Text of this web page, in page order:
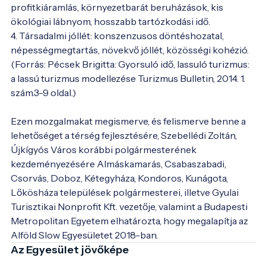
profitkiáramlás, környezetbarát beruházások, kis
ökológiai lábnyom, hosszabb tartózkodási idő.
4. Társadalmi jóllét: konszenzusos döntéshozatal,
népességmegtartás, növekvő jóllét, közösségi kohézió.
(Forrás: Pécsek Brigitta: Gyorsuló idő, lassuló turizmus:
a lassú turizmus modellezése Turizmus Bulletin, 2014. 1.
szám.3-9 oldal.)
Ezen mozgalmakat megismerve, és felismerve benne a
lehetőséget a térség fejlesztésére, Szebellédi Zoltán,
Újkígyós Város korábbi polgármesterének
kezdeményezésére Almáskamarás, Csabaszabadi,
Csorvás, Doboz, Kétegyháza, Kondoros, Kunágota,
Lőkösháza települések polgármesterei, illetve Gyulai
Turisztikai Nonprofit Kft. vezetője, valamint a Budapesti
Metropolitan Egyetem elhatározta, hogy megalapítja az
Az Egyesület jövőképe